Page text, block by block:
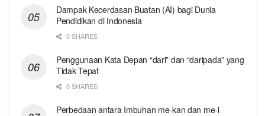
Dampak Kecerdasan Buatan (AI) bagi Dunia
Pendidikan di Indonesia
0 SHARES
Penggunaan Kata Depan “dari” dan “daripada” yang
Tidak Tepat
0 SHARES
Perbedaan antara Imbuhan me-kan dan me-i